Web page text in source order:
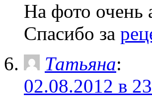
На фото очень
Спасибо за
Татьяна:
02.08.2012 в